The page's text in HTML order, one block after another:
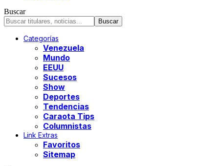
Buscar
Categorías
Venezuela
Mundo
EEUU
Sucesos
Show
Deportes
Tendencias
Caraota Tips
Columnistas
Link Extras
Favoritos
Sitemap